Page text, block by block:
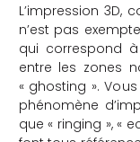
L’impression
n’est pas
qui correspond
entre les zones
« ghosting ».
phénomène
que « ringing », «